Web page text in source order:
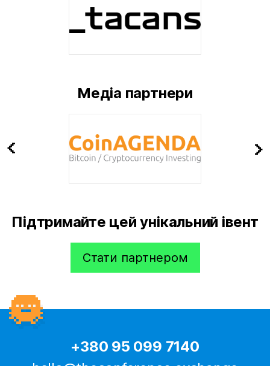
Медіа партнери
Підтримайте цей унікальний івент
Стати партнером
+380 95 099 7140